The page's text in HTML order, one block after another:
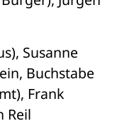
Susanne
Buchstabe
Frank
Reil